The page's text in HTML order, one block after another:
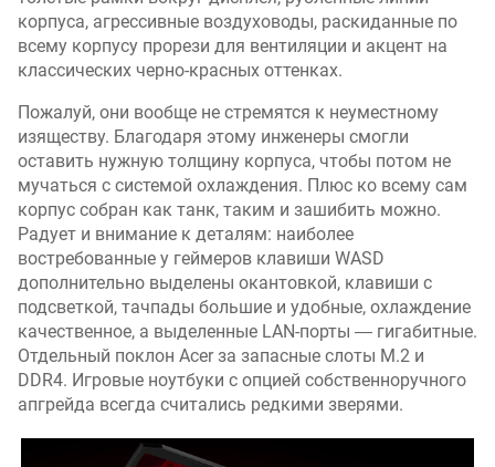
s
R
G
B
(
%
)
ц
в
е
т
о
в
о
й
о
корпуса, агрессивные воздуховоды, раскиданные по
всему корпусу прорези для вентиляции и акцент на
классических черно-красных оттенках.
Пожалуй, они вообще не стремятся к неуместному
изяществу. Благодаря этому инженеры смогли
оставить нужную толщину корпуса, чтобы потом не
мучаться с системой охлаждения. Плюс ко всему сам
корпус собран как танк, таким и зашибить можно.
Радует и внимание к деталям: наиболее
востребованные у геймеров клавиши WASD
дополнительно выделены окантовкой, клавиши с
подсветкой, тачпады большие и удобные, охлаждение
качественное, а выделенные LAN-порты ― гигабитные.
Отдельный поклон Acer за запасные слоты M.2 и
DDR4. Игровые ноутбуки с опцией собственноручного
апгрейда всегда считались редкими зверями.